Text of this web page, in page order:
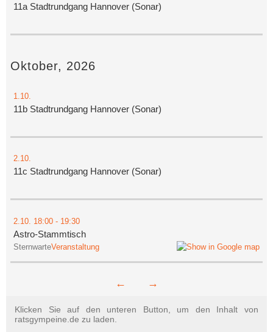
11a Stadtrundgang Hannover (Sonar)
Oktober, 2026
1.10.
11b Stadtrundgang Hannover (Sonar)
2.10.
11c Stadtrundgang Hannover (Sonar)
2.10. 18:00 - 19:30
Astro-Stammtisch
SternwarteVeranstaltung
← →
Klicken Sie auf den unteren Button, um den Inhalt von
ratsgympeine.de zu laden.